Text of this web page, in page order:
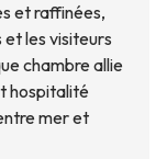
et raffinées,
et les visiteurs
chambre allie
hospitalité
mer et